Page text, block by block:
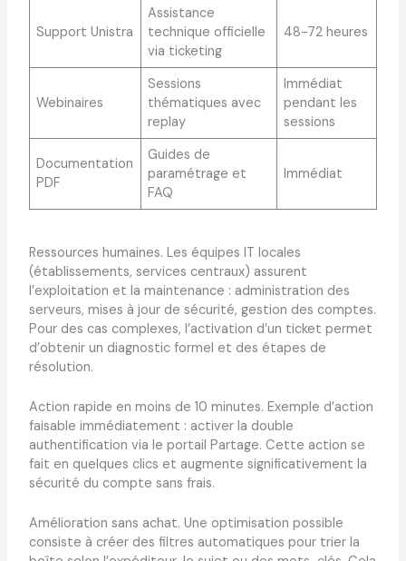
Support Unistra
Assistance
technique officielle
via ticketing
48-72 heures
Webinaires
Sessions
thématiques avec
replay
Immédiat
pendant les
sessions
Documentation
PDF
Guides de
paramétrage et
FAQ
Immédiat
Ressources humaines. Les équipes IT locales
(établissements, services centraux) assurent
l’exploitation et la maintenance : administration des
serveurs, mises à jour de sécurité, gestion des comptes.
Pour des cas complexes, l’activation d’un ticket permet
d’obtenir un diagnostic formel et des étapes de
résolution.
Action rapide en moins de 10 minutes. Exemple d’action
faisable immédiatement : activer la double
authentification via le portail Partage. Cette action se
fait en quelques clics et augmente significativement la
sécurité du compte sans frais.
Amélioration sans achat. Une optimisation possible
consiste à créer des filtres automatiques pour trier la